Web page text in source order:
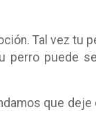
Tal vez tu
perro puede
que deje